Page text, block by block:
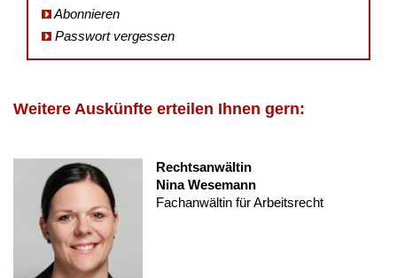
Abonnieren
Passwort vergessen
Weitere Auskünfte erteilen Ihnen gern:
Rechtsanwältin
Nina Wesemann
Fachanwältin für Arbeitsrecht